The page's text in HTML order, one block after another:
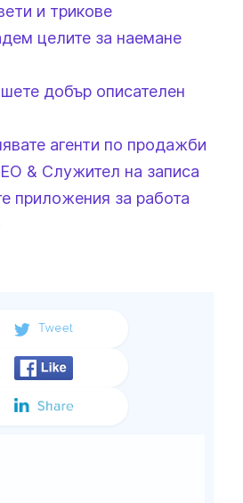
и трикове
целите за наемане
добър описателен
агенти по продажби
& Служител на записа
приложения за работа